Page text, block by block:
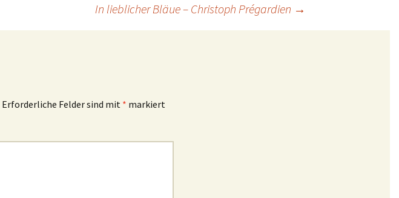
In lieblicher Bläue – Christoph Prégardien →
Erforderliche Felder sind mit * markiert